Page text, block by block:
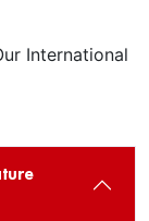
International